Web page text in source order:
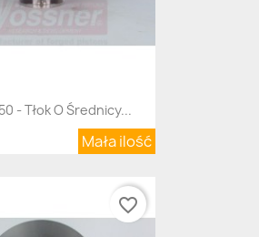
- Tłok O Średnicy...
Mała ilość
favorite_border